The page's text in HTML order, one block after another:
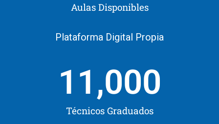
Aulas Disponibles
Plataforma Digital Propia
Técnicos Graduados
11,000